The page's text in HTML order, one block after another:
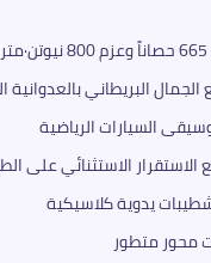
البريطاني بالعدوانية
يدوية كلاسيكية